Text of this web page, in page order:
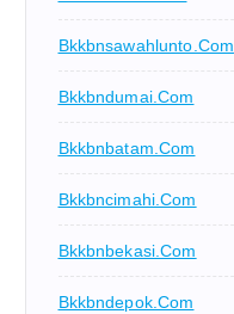
Bkkbnsawahlunto.com
Bkkbndumai.com
Bkkbnbatam.com
Bkkbncimahi.com
Bkkbnbekasi.com
Bkkbndepok.com